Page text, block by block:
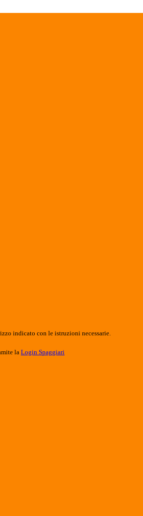
indicato con le istruzioni necessarie.
la Login Spaggiari